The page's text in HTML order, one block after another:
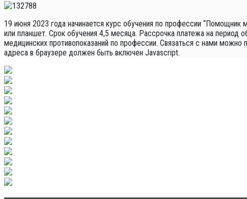
19 июня 2023 года начинается курс обучения по профессии
или планшет. Срок обучения 4,5 месяца. Рассрочка платежа на период
медицинских противопоказаний по профессии. Связаться с нами
адреса в браузере должен быть включен Javascript.